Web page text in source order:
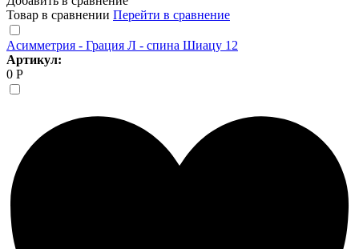
Товар в сравнении Перейти в сравнение
Асимметрия - Грация Л - спина Шиацу 12
Артикул:
0 Р